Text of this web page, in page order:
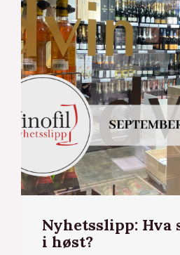
Nyhetsslipp: Hva
i høst?